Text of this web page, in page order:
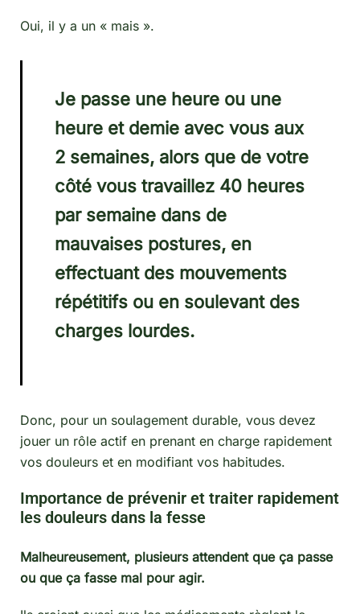
Oui, il y a un « mais ».
Je passe une heure ou une
heure et demie avec vous aux
2 semaines, alors que de votre
côté vous travaillez 40 heures
par semaine dans de
mauvaises postures, en
effectuant des mouvements
répétitifs ou en soulevant des
charges lourdes.
Donc, pour un soulagement durable, vous devez
jouer un rôle actif en prenant en charge rapidement
vos douleurs et en modifiant vos habitudes.
Importance de prévenir et traiter rapidement
les douleurs dans la fesse
Malheureusement, plusieurs attendent que ça passe
ou que ça fasse mal pour agir.